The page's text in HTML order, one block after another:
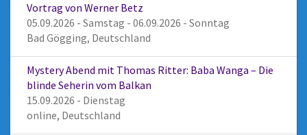
Vortrag von Werner Betz
05.09.2026 - Samstag - 06.09.2026 - Sonntag
Bad Gögging, Deutschland
Mystery Abend mit Thomas Ritter: Baba Wanga – Die
blinde Seherin vom Balkan
15.09.2026 - Dienstag
online, Deutschland